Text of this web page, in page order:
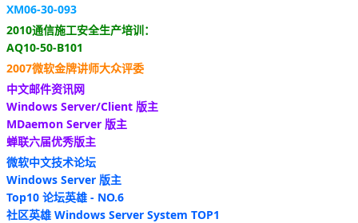
XM06-30-093
2010通信施工安全生产培训：
AQ10-50-B101
2007微软金牌讲师大众评委
中文邮件资讯网
Windows Server/Client 版主
MDaemon Server 版主
蝉联六届优秀版主
微软中文技术论坛
Windows Server 版主
Top10 论坛英雄 - NO.6
社区英雄 Windows Server System TOP1